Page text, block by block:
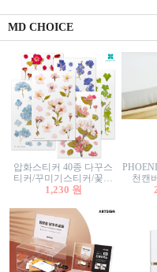
MD CHOICE
압화스티커 40종 다꾸스
티커/꾸미기스티커/꽃스
티커/압화꽃책갈피/팬시
1,230 원
천캔
30cm/